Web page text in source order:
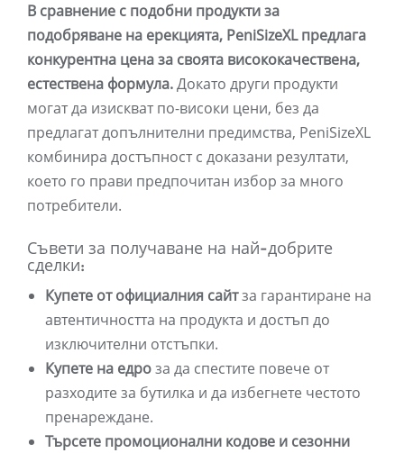
В сравнение с подобни продукти за
подобряване на ерекцията, PeniSizeXL предлага
конкурентна цена за своята висококачествена,
естествена формула.Докато други продукти
могат да изискват по-високи цени, без да
предлагат допълнителни предимства, PeniSizeXL
комбинира достъпност с доказани резултати,
което го прави предпочитан избор за много
потребители.
Съвети за получаване на най-добрите
сделки:
Купете от официалния сайтза гарантиране на
автентичността на продукта и достъп до
изключителни отстъпки.
Купете на едроза да спестите повече от
разходите за бутилка и да избегнете честото
пренареждане.
Търсете промоционални кодове и сезонни